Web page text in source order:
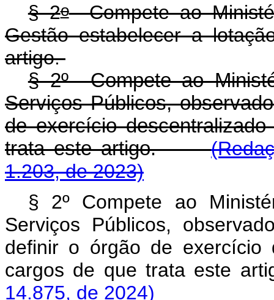
§ 2oCompete ao
Gestão estabelecer a
artigo.
§ 2º Compete ao
Serviços Públicos,
de exercício
trata este artigo.
1.203, de 2023)
§ 2º Compete ao
Serviços Públicos,
definir o órgão de exercício
cargos de que trata
14.875, de 2024)